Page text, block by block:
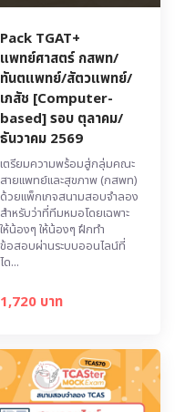
Pack TGAT+
แพทย์ศาสตร์ กสพท/
ทันตแพทย์/สัตวแพทย์/
เภสัช [Computer-
based] รอบ ตุลาคม/
ธันวาคม 2569
เตรียมความพร้อมสู่กลุ่มคณะ
สายแพทย์และสุขภาพ (กสพท)
ด้วยแพ็กเกจสนามสอบจำลอง
สำหรับว่าที่ทีมหมอโดยเฉพาะ
ให้น้องๆ ให้น้องๆ ฝึกทำ
ข้อสอบผ่านระบบออนไลน์ที่
ได...
1,720 บาท